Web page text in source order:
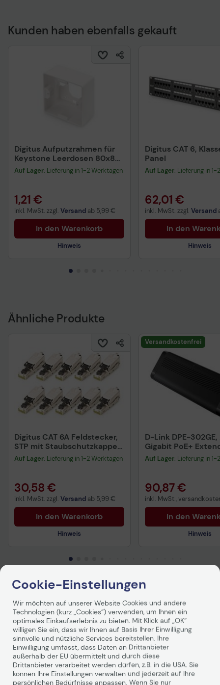
Technisches
Kunden haben ebenfalls gekauft
Digitus Aufputzrahmen für
Keystone Leerdosen 80x80
mm, Deutscher Typ
Auf Lager: Lieferung in 1-2 Werktagen
1,21 €
inkl. MwSt. zzgl. Versand ab 5,99 €
In den Warenkorb
Hinweis
Digitus CAT 6,
Panel
Auf Lager: Lieferung in
62,01 €
inkl. MwSt. zzgl. Versand
In den
Hinweis
Ähnliche Produkte
Digitus CAT 6A Feldstecker,
STP mit Staubschutzkappe,
Knickschutz - 10 Stk.
Auf Lager: Lieferung in 1-2 Werktagen
30,58 €
inkl. MwSt. zzgl. Versand ab 5,99 €
In den Warenkorb
Hinweis
Versandkostenfrei
D-Link DPE-
Gigabit PoE+
Auf Lager: Lieferung in
90,87 €
inkl. MwSt.,
In den
Hinweis
Technisches
Produktbeschreibung
LevelOne KVM-0221 2-Port USB VGA
KVM Switch, audio support
Produkt-Übersicht
Der KVM-0221 2-Port USB KVM Switch von LevelOne
bietet dem Anwender einen einfach zu installierenden
Cookie-Einstellungen
Wir möchten auf unserer Website Cookies und andere
Technologien (kurz „Cookies“) verwenden, um Ihnen ein
optimales Einkaufserlebnis zu bieten. Mit Klick auf „OK“
willigen Sie ein, dass wir Ihnen auf Basis Ihrer Einwilligung
sinnvolle und nützliche Services bereitstellen. Ihre
Einwilligung umfasst, dass Daten an Drittanbieter
außerhalb der EU übermittelt und durch diese
Drittanbieter verarbeitet werden dürfen, z.B. in die USA. Sie
können Ihre Einstellungen verwalten und jederzeit auf Ihre
persönlichen Bedürfnisse anpassen. Wenn Sie nur